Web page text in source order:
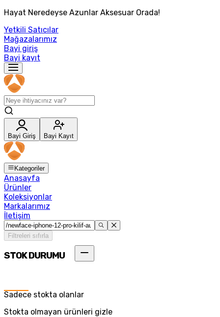
Hayat Neredeyse Azunlar Aksesuar Orada!
Yetkili Satıcılar
Mağazalarımız
Bayi giriş
Bayi kayıt
Bayi Giriş Bayi Kayıt
Kategoriler
Anasayfa
Ürünler
Koleksiyonlar
Markalarımız
İletişim
Filtreleri sıfırla
STOK DURUMU
Sadece stokta olanlar
Stokta olmayan ürünleri gizle